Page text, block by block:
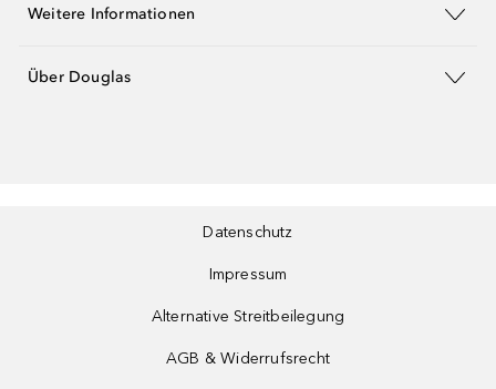
Weitere Informationen
Über Douglas
Datenschutz
Impressum
Alternative Streitbeilegung
AGB & Widerrufsrecht